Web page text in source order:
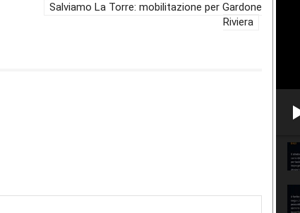
Salviamo La Torre: mobilitazione per Gardone
Riviera